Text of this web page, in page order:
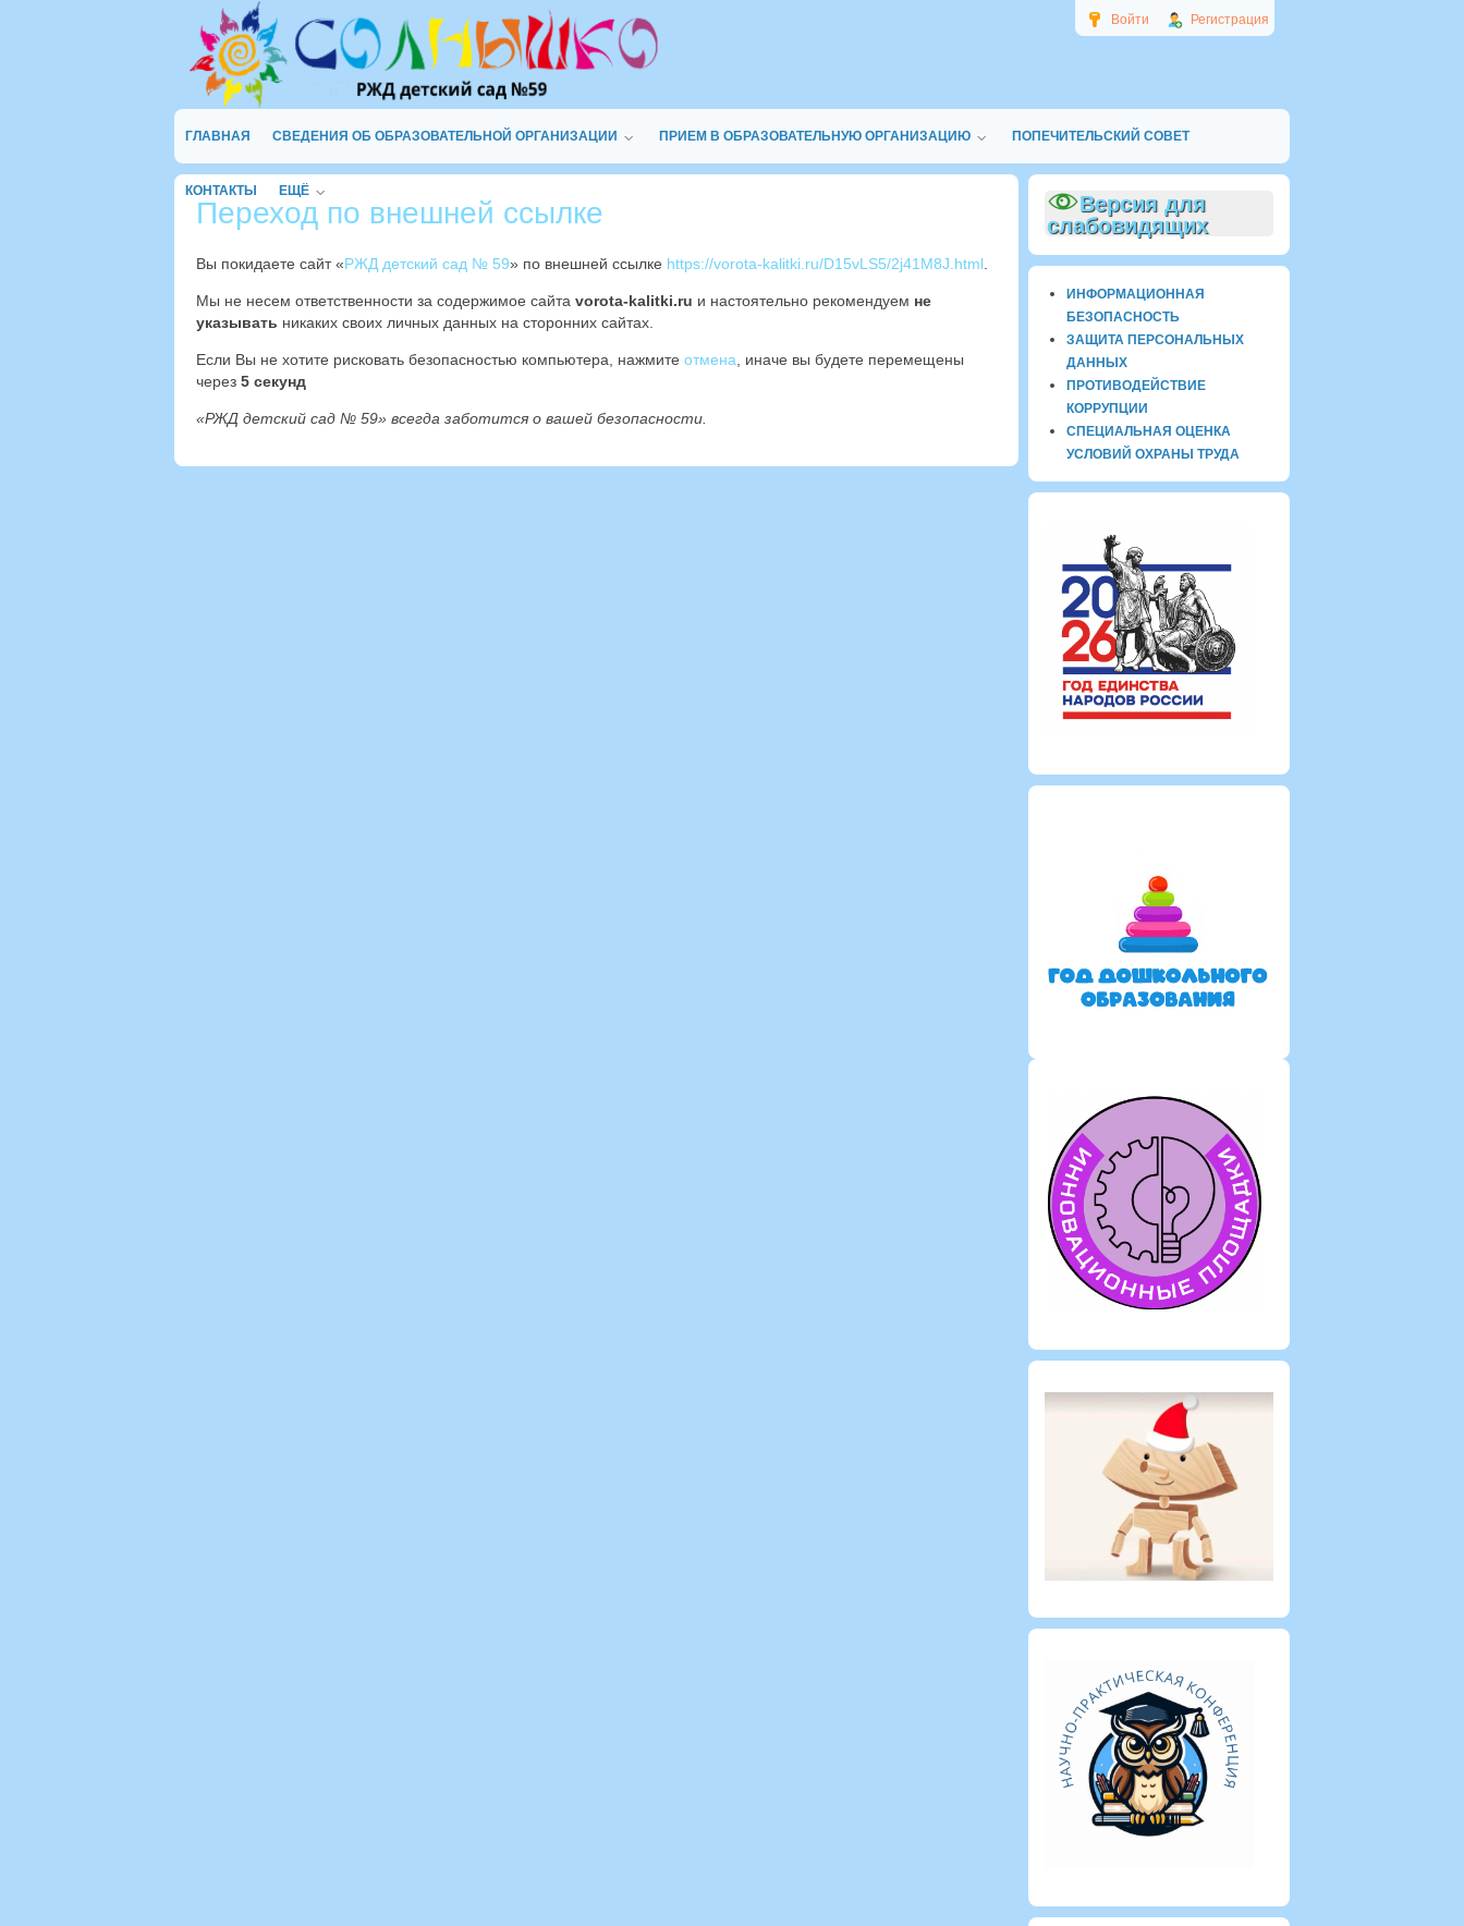
Войти Регистрация
ГЛАВНАЯ СВЕДЕНИЯ ОБ ОБРАЗОВАТЕЛЬНОЙ ОРГАНИЗАЦИИ ПРИЕМ В ОБРАЗОВАТЕЛЬНУЮ ОРГАНИЗАЦИЮ ПОПЕЧИТЕЛЬСКИЙ СОВЕТ
КОНТАКТЫ ЕЩЁ
Переход по внешней ссылке
Вы покидаете сайт «РЖД детский сад № 59» по внешней ссылке https://vorota-kalitki.ru/D15vLS5/2j41M8J.html
Мы не несем ответственности за содержимое сайта vorota-kalitki.ru и настоятельно рекомендуем не
указывать никаких своих личных данных на сторонних сайтах.
Если Вы не хотите рисковать безопасностью компьютера, нажмите отмена , иначе вы будете перемещены
через 4 секунд
«РЖД детский сад № 59» всегда заботится о вашей безопасности.
Версия для
слабовидящих
ИНФОРМАЦИОННАЯ
БЕЗОПАСНОСТЬ
ЗАЩИТА ПЕРСОНАЛЬНЫХ
ДАННЫХ
ПРОТИВОДЕЙСТВИЕ
КОРРУПЦИИ
СПЕЦИАЛЬНАЯ ОЦЕНКА
УСЛОВИЙ ОХРАНЫ ТРУДА